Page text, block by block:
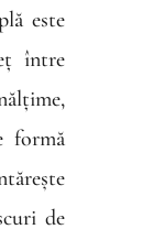
este
între
formă
de